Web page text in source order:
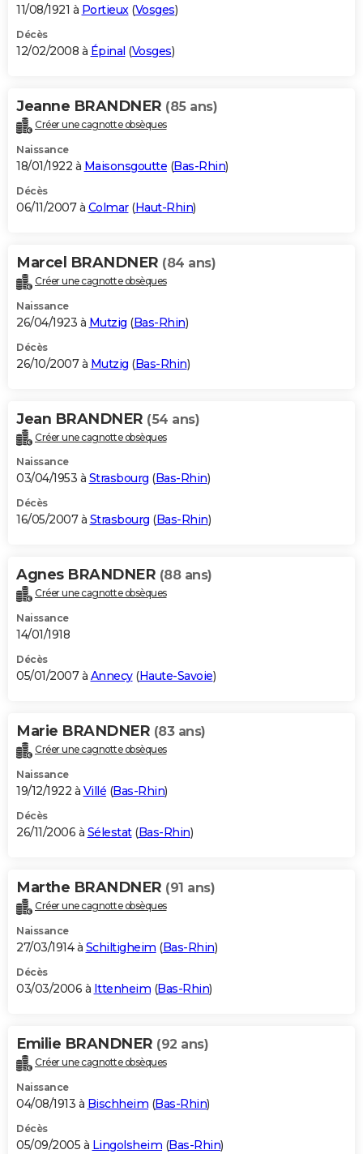
11/08/1921 à Portieux(Vosges)
Décès
12/02/2008 à Épinal (Vosges)
Jeanne BRANDNER (85 ans)
Créer une cagnotte obsèques
Naissance
18/01/1922 à Maisonsgoutte (Bas-Rhin)
Décès
06/11/2007 à Colmar(Haut-Rhin)
Marcel BRANDNER (84 ans)
Créer une cagnotte obsèques
Naissance
26/04/1923 à Mutzig (Bas-Rhin)
Décès
26/10/2007 à Mutzig (Bas-Rhin)
Jean BRANDNER (54 ans)
Créer une cagnotte obsèques
Naissance
03/04/1953 à Strasbourg (Bas-Rhin)
Décès
16/05/2007 à Strasbourg (Bas-Rhin)
Agnes BRANDNER (88 ans)
Créer une cagnotte obsèques
Naissance
14/01/1918
Décès
05/01/2007 à Annecy(Haute-Savoie)
Marie BRANDNER (83 ans)
Créer une cagnotte obsèques
Naissance
19/12/1922 à Villé (Bas-Rhin)
Décès
26/11/2006 à Sélestat(Bas-Rhin)
Marthe BRANDNER (91 ans)
Créer une cagnotte obsèques
Naissance
27/03/1914 à Schiltigheim (Bas-Rhin)
Décès
03/03/2006 à Ittenheim (Bas-Rhin)
Emilie BRANDNER (92 ans)
Créer une cagnotte obsèques
Naissance
04/08/1913 à Bischheim (Bas-Rhin)
Décès
05/09/2005 à Lingolsheim (Bas-Rhin)